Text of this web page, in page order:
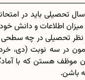
تحصیلی باید در
اطلاعات و دانش
نظر تحصیلی در چه سطحی
در سه نوبت (دی،
موظف هستن که با
باشن.